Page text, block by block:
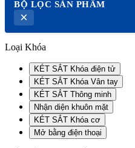
BỘ LỌC SẢN PHẨM
×
Loại Khóa
KÉT SẮT Khóa điện tử
KÉT SẮT Khóa Vân tay
KÉT SẮT Thông minh
Nhận diện khuôn mặt
KÉT SẮT Khóa cơ
Mở bằng điện thoại